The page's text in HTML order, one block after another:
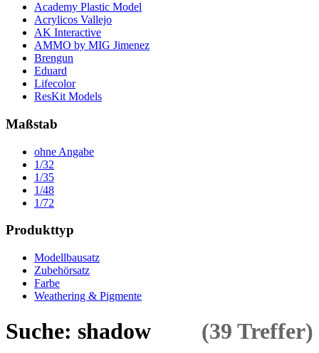
Academy Plastic Model
Acrylicos Vallejo
AK Interactive
AMMO by MIG Jimenez
Brengun
Eduard
Lifecolor
ResKit Models
Maßstab
ohne Angabe
1/32
1/35
1/48
1/72
Produkttyp
Modellbausatz
Zubehörsatz
Farbe
Weathering & Pigmente
Suche: shadow (39 Treffer)